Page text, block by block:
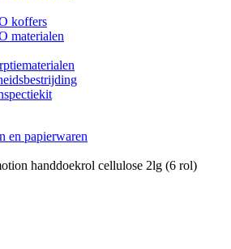
koffers
materialen
en papierwaren
handdoekrol cellulose 2lg (6 rol)